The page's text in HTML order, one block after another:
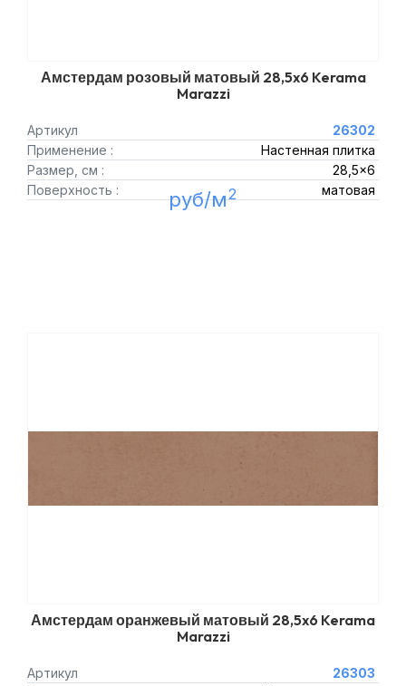
Амстердам розовый матовый 28,5x6 Kerama
Marazzi
Артикул
26302
Применение :
Настенная плитка
Размер, см :
28,5x6
Поверхность :
матовая
руб/м2
Амстердам оранжевый матовый 28,5x6 Kerama
Marazzi
Артикул
26303